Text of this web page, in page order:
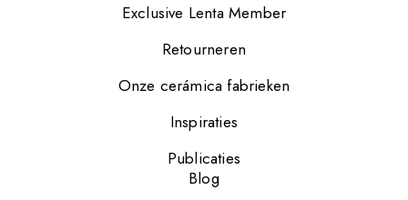
Exclusive Lenta Member
Retourneren
Onze cerámica fabrieken
Inspiraties
Publicaties
Blog